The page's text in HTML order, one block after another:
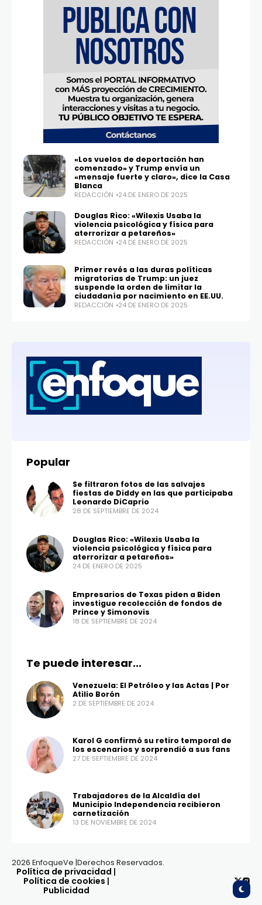
«Los vuelos de deportación han
comenzado» y Trump envía un
«mensaje fuerte y claro», dice la Casa
Blanca
REDACCIÓN 24 DE ENERO DE 2025
Douglas Rico: «Wilexis Usaba la
violencia psicológica y física para
aterrorizar a petareños»
REDACCIÓN 24 DE ENERO DE 2025
Primer revés a las duras políticas
migratorias de Trump: un juez
suspende la orden de limitar la
ciudadanía por nacimiento en EE.UU.
REDACCIÓN 24 DE ENERO DE 2025
Popular
Se filtraron fotos de las salvajes
fiestas de Diddy en las que participaba
Leonardo DiCaprio
28 DE SEPTIEMBRE DE 2024
Douglas Rico: «Wilexis Usaba la
violencia psicológica y física para
aterrorizar a petareños»
24 DE ENERO DE 2025
Empresarios de Texas piden a Biden
investigue recolección de fondos de
Prince y Simonovis
18 DE SEPTIEMBRE DE 2024
Te puede interesar...
Venezuela: El Petróleo y las Actas | Por
Atilio Borón
2 DE SEPTIEMBRE DE 2024
Karol G confirmó su retiro temporal de
los escenarios y sorprendió a sus fans
27 DE SEPTIEMBRE DE 2024
Trabajadores de la Alcaldía del
Municipio Independencia recibieron
carnetización
13 DE NOVIEMBRE DE 2024
2026 EnfoqueVe |Derechos Reservados.
Política de privacidad |
Política de cookies |
Publicidad